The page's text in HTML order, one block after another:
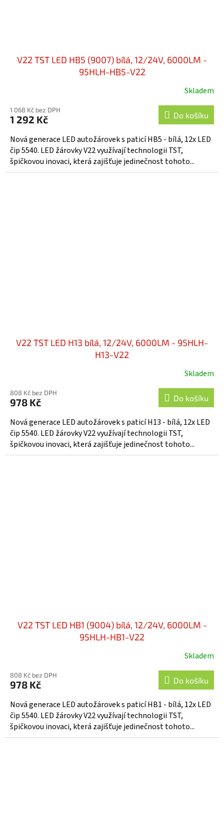
V22 TST LED HB5 (9007) bílá, 12/24V, 6000LM -
95HLH-HB5-V22
Skladem
1 068 Kč bez DPH
1 292 Kč Do košíku
Nová generace LED autožárovek s paticí HB5 - bílá, 12x LED
čip 5540. LED žárovky V22 využívají technologii TST,
špičkovou inovaci, která zajišťuje jedinečnost tohoto...
V22 TST LED H13 bílá, 12/24V, 6000LM - 95HLH-
H13-V22
Skladem
808 Kč bez DPH
978 Kč Do košíku
Nová generace LED autožárovek s paticí H13 - bílá, 12x LED
čip 5540. LED žárovky V22 využívají technologii TST,
špičkovou inovaci, která zajišťuje jedinečnost tohoto...
V22 TST LED HB1 (9004) bílá, 12/24V, 6000LM -
95HLH-HB1-V22
Skladem
808 Kč bez DPH
978 Kč Do košíku
Nová generace LED autožárovek s paticí HB1 - bílá, 12x LED
čip 5540. LED žárovky V22 využívají technologii TST,
špičkovou inovaci, která zajišťuje jedinečnost tohoto...